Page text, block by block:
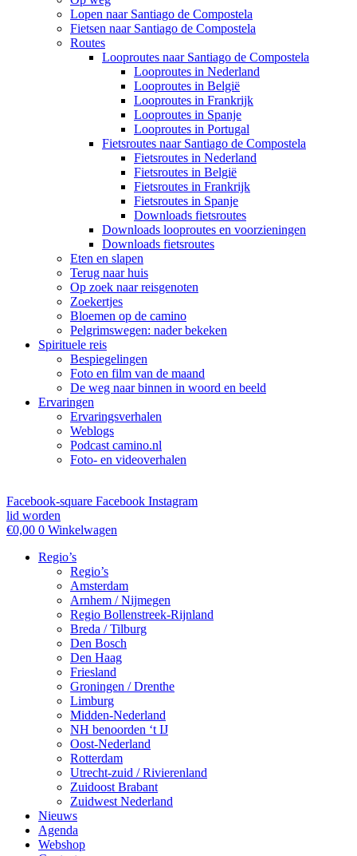
Lopen naar Santiago de Compostela
Fietsen naar Santiago de Compostela
Routes
Looproutes naar Santiago de Compostela
Looproutes in Nederland
Looproutes in België
Looproutes in Frankrijk
Looproutes in Spanje
Looproutes in Portugal
Fietsroutes naar Santiago de Compostela
Fietsroutes in Nederland
Fietsroutes in België
Fietsroutes in Frankrijk
Fietsroutes in Spanje
Downloads fietsroutes
Downloads looproutes en voorzieningen
Downloads fietsroutes
Eten en slapen
Terug naar huis
Op zoek naar reisgenoten
Zoekertjes
Bloemen op de camino
Pelgrimswegen: nader bekeken
Spirituele reis
Bespiegelingen
Foto en film van de maand
De weg naar binnen in woord en beeld
Ervaringen
Ervaringsverhalen
Weblogs
Podcast camino.nl
Foto- en videoverhalen
Facebook-square Facebook Instagram
lid worden
€0,00 0 Winkelwagen
Regio’s
Regio’s
Amsterdam
Arnhem / Nijmegen
Regio Bollenstreek-Rijnland
Breda / Tilburg
Den Bosch
Den Haag
Friesland
Groningen / Drenthe
Limburg
Midden-Nederland
NH benoorden ‘t IJ
Oost-Nederland
Rotterdam
Utrecht-zuid / Rivierenland
Zuidoost Brabant
Zuidwest Nederland
Nieuws
Agenda
Webshop